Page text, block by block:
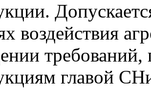
воздействия
главой